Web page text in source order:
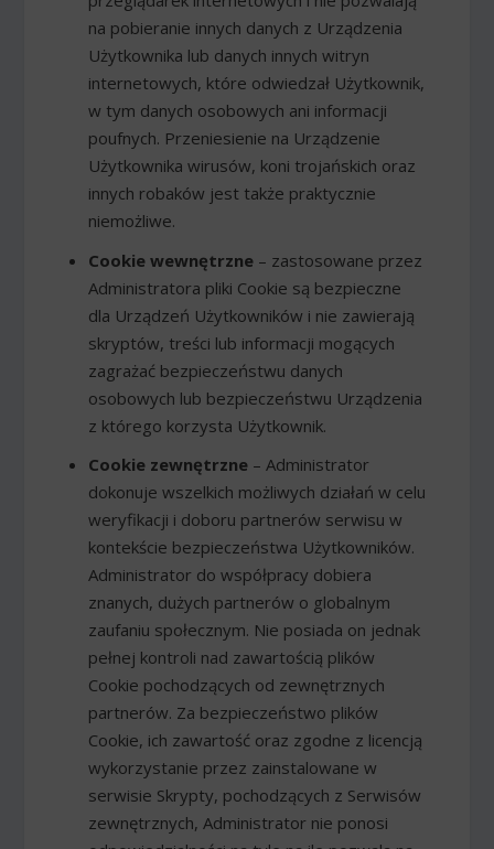
na pobieranie innych danych z Urządzenia
Użytkownika lub danych innych witryn
internetowych, które odwiedzał Użytkownik,
w tym danych osobowych ani informacji
poufnych. Przeniesienie na Urządzenie
Użytkownika wirusów, koni trojańskich oraz
innych robaków jest także praktycznie
niemożliwe.
Cookie wewnętrzne– zastosowane przez
Administratora pliki Cookie są bezpieczne
dla Urządzeń Użytkowników i nie zawierają
skryptów, treści lub informacji mogących
zagrażać bezpieczeństwu danych
osobowych lub bezpieczeństwu Urządzenia
z którego korzysta Użytkownik.
Cookie zewnętrzne– Administrator
dokonuje wszelkich możliwych działań w celu
weryfikacji i doboru partnerów serwisu w
kontekście bezpieczeństwa Użytkowników.
Administrator do współpracy dobiera
znanych, dużych partnerów o globalnym
zaufaniu społecznym. Nie posiada on jednak
pełnej kontroli nad zawartością plików
Cookie pochodzących od zewnętrznych
partnerów. Za bezpieczeństwo plików
Cookie, ich zawartość oraz zgodne z licencją
wykorzystanie przez zainstalowane w
serwisie Skrypty, pochodzących z Serwisów
zewnętrznych, Administrator nie ponosi